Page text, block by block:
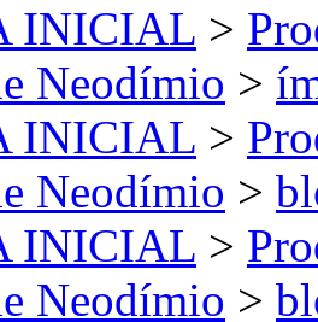
INICIAL >
Neodímio >
INICIAL >
Neodímio >
INICIAL >
Neodímio >